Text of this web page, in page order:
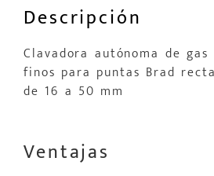
Descripción
Clavadora autónoma de gas
finos para puntas Brad
de 16 a 50 mm
Ventajas